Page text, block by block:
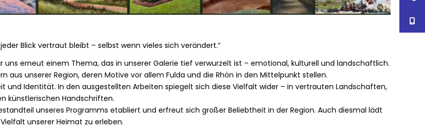
Blick vertraut bleibt – selbst wenn vieles sich verändert.“
uns erneut einem Thema, das in unserer Galerie tief verwurzelt ist – emotional, kulturell und landschaftlich.
aus unserer Region, deren Motive vor allem Fulda und die Rhön in den Mittelpunkt stellen.
und Identität. In den ausgestellten Arbeiten spiegelt sich diese Vielfalt wider – in vertrauten Landschaften,
künstlerischen Handschriften.
unseres Programms etabliert und erfreut sich großer Beliebtheit in der Region. Auch diesmal lädt
unserer Heimat zu erleben.